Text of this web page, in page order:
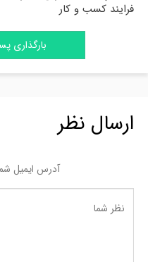
فرایند کسب و کار
بارگذاری
ارسال نظر
آدرس ایمیل